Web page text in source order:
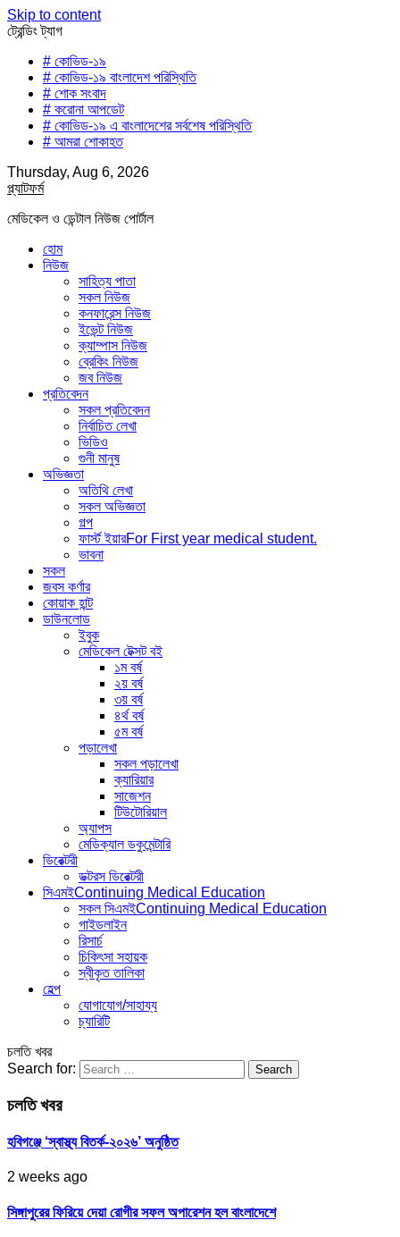
Skip to content
ট্রেন্ডিং ট্যাগ
# কোভিড-১৯
# কোভিড-১৯ বাংলাদেশ পরিস্থিতি
# শোক সংবাদ
# করোনা আপডেট
# কোভিড-১৯ এ বাংলাদেশের সর্বশেষ পরিস্থিতি
# আমরা শোকাহত
Thursday, Aug 6, 2026
প্ল্যাটফর্ম
মেডিকেল ও ডেন্টাল নিউজ পোর্টাল
হোম
নিউজ
সাহিত্য পাতা
সকল নিউজ
কনফারেন্স নিউজ
ইভেন্ট নিউজ
ক্যাম্পাস নিউজ
ব্রেকিং নিউজ
জব নিউজ
প্রতিবেদন
সকল প্রতিবেদন
নির্বাচিত লেখা
ভিডিও
গুনী মানুষ
অভিজ্ঞতা
অতিথি লেখা
সকল অভিজ্ঞতা
গল্প
ফার্স্ট ইয়ারFor First year medical student.
ভাবনা
সকল
জবস কর্ণার
কোয়াক হান্ট
ডাউনলোড
ইবুক
মেডিকেল টেক্সট বই
১ম বর্ষ
২য় বর্ষ
৩য় বর্ষ
৪র্থ বর্ষ
৫ম বর্ষ
পড়ালেখা
সকল পড়ালেখা
ক্যারিয়ার
সাজেশন
টিউটোরিয়াল
অ্যাপস
মেডিক্যাল ডকুমেন্টারি
ডিরেক্টরী
ডক্টরস ডিরেক্টরী
সিএমইContinuing Medical Education
সকল সিএমইContinuing Medical Education
গাইডলাইন
রিসার্চ
চিকিৎসা সহায়ক
স্বীকৃত তালিকা
হেল্প
যোগাযোগ/সাহায্য
চ্যারিটি
চলতি খবর
Search for:
চলতি খবর
হবিগঞ্জে ‘স্বাস্থ্য বিতর্ক-২০২৬’ অনুষ্ঠিত
2 weeks ago
সিঙ্গাপুরের ফিরিয়ে দেয়া রোগীর সফল অপারেশন হল বাংলাদেশে